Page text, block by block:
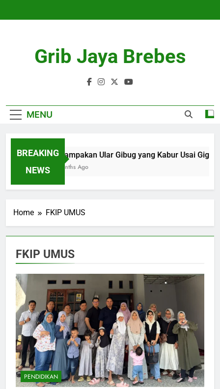
Grib Jaya Brebes
MENU
BREAKING
NEWS
Penampakan Ular Gibug yang Kabur Usai Gigit
4 Months Ago
Home FKIP UMUS
FKIP UMUS
PENDIDIKAN